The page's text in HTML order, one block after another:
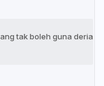
tak boleh guna deria